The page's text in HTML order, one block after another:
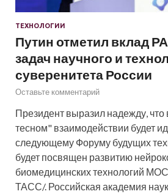
ТЕХНОЛОГИИ
Путин отметил вклад
задач научного и
суверенитета России
Оставьте комментарий
Президент выразил надежду,
тесном" взаимодействии будет
следующему Форуму будущих
будет посвящен развитию
биомедицинских технологий
ТАСС/. Российская академия